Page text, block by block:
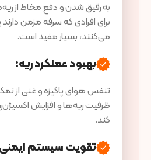
به رقیق شدن و دفع مخاط از
برای افرادی که سرفه مزمن
می‌کنند، بسیار مفید است.
بهبود عملکرد ریه:
تنفس هوای پاکیزه و غنی از
ظرفیت ریه‌ها و افزایش
کند.
تقویت سیستم ایمنی